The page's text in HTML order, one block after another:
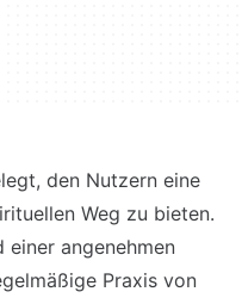
den Nutzern eine
Weg zu bieten.
angenehmen